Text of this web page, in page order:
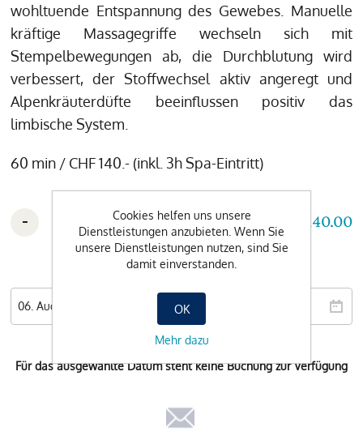
wohltuende Entspannung des Gewebes. Manuelle
kräftige Massagegriffe wechseln sich mit
Stempelbewegungen ab, die Durchblutung wird
verbessert, der Stoffwechsel aktiv angeregt und
Alpenkräuterdüfte beeinflussen positiv das
limbische System.
60 min / CHF 140.- (inkl. 3h Spa-Eintritt)
CHF 140.00
-
Wunschdatum
Für das ausgewählte Datum steht keine Buchung zur Verfügung
Cookies helfen uns unsere
Dienstleistungen anzubieten. Wenn Sie
unsere Dienstleistungen nutzen, sind Sie
damit einverstanden.
OK
Mehr dazu